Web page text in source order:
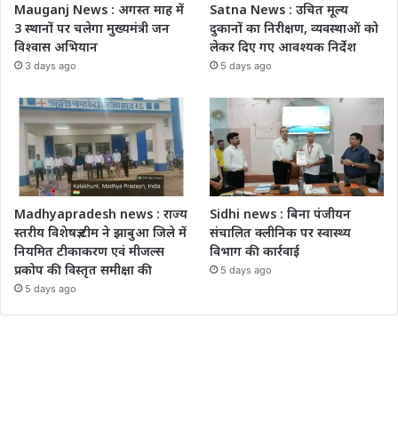
Mauganj News : अगस्त माह में
3 स्थानों पर चलेगा मुख्यमंत्री जन
विश्वास अभियान
3 days ago
Satna News : उचित मूल्य
दुकानों का निरीक्षण, व्यवस्थाओं को
लेकर दिए गए आवश्यक निर्देश
5 days ago
Madhyapradesh news : राज्य
स्तरीय विशेषज्ञ टीम ने झाबुआ जिले में
नियमित टीकाकरण एवं मीजल्स
प्रकोप की विस्तृत समीक्षा की
5 days ago
Sidhi news : बिना पंजीयन
संचालित क्लीनिक पर स्वास्थ्य
विभाग की कार्रवाई
5 days ago